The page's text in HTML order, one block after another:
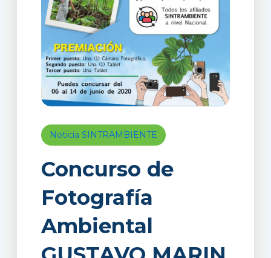
Noticia SINTRAMBIENTE
Concurso de
Fotografía
Ambiental